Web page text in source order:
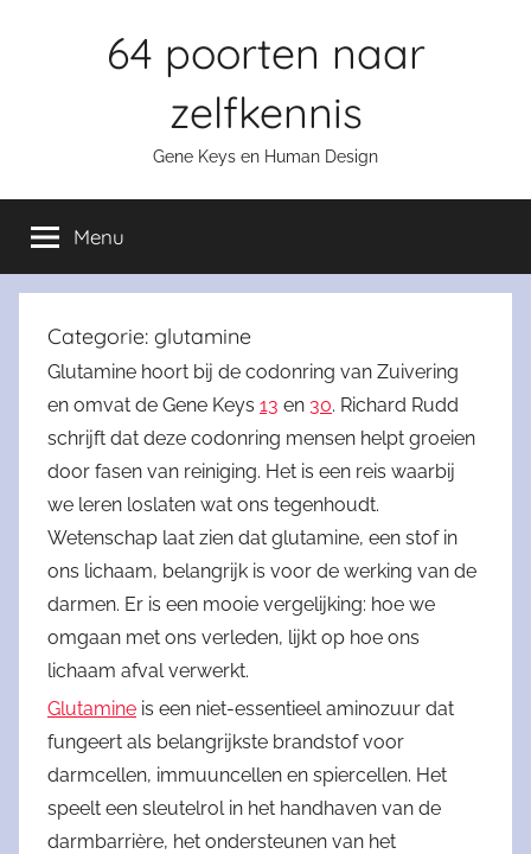
64 poorten naar
zelfkennis
Gene Keys en Human Design
Menu
Categorie: glutamine
Glutamine hoort bij de codonring van Zuivering
en omvat de Gene Keys 13 en 30. Richard Rudd
schrijft dat deze codonring mensen helpt groeien
door fasen van reiniging. Het is een reis waarbij
we leren loslaten wat ons tegenhoudt.
Wetenschap laat zien dat glutamine, een stof in
ons lichaam, belangrijk is voor de werking van de
darmen. Er is een mooie vergelijking: hoe we
omgaan met ons verleden, lijkt op hoe ons
lichaam afval verwerkt.
Glutamine is een niet-essentieel aminozuur dat
fungeert als belangrijkste brandstof voor
darmcellen, immuuncellen en spiercellen. Het
speelt een sleutelrol in het handhaven van de
darmbarrière, het ondersteunen van het